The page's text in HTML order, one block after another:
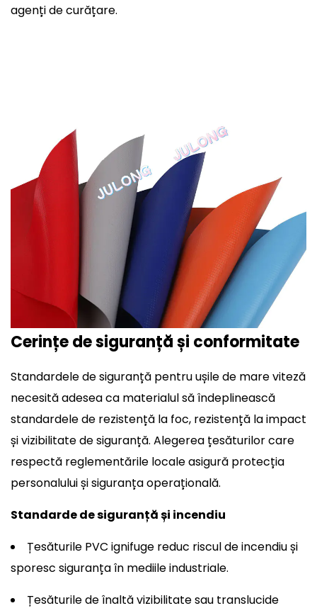
agenți de curățare.
Cerințe de siguranță și conformitate
Standardele de siguranță pentru ușile de mare viteză
necesită adesea ca materialul să îndeplinească
standardele de rezistență la foc, rezistență la impact
și vizibilitate de siguranță. Alegerea țesăturilor care
respectă reglementările locale asigură protecția
personalului și siguranța operațională.
Standarde de siguranță și incendiu
Țesăturile PVC ignifuge reduc riscul de incendiu și
sporesc siguranța în mediile industriale.
Țesăturile de înaltă vizibilitate sau translucide